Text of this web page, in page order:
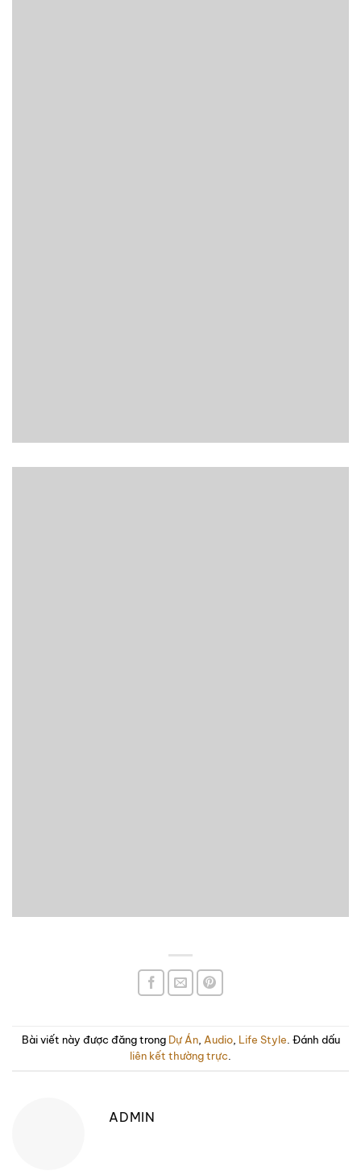
Bài viết này được đăng trong Dự Án, Audio, Life Style. Đánh dấu
liên kết thường trực.
ADMIN